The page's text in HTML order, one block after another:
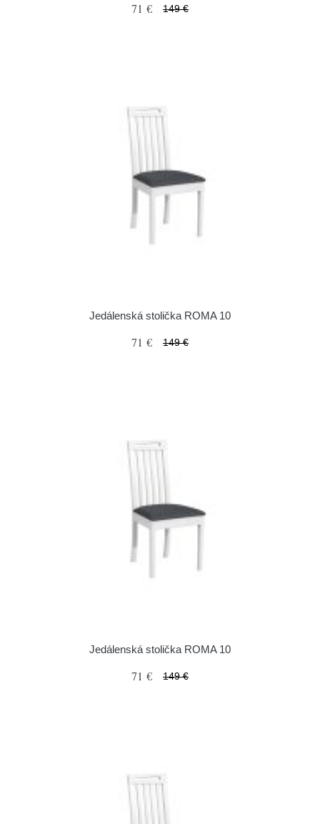
71 € 149 €
Jedálenská stolička ROMA 10
71 € 149 €
Jedálenská stolička ROMA 10
71 € 149 €